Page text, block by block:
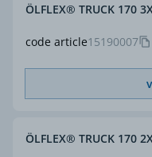
code article15190007
ÖLFLEX® TRUCK 170
ÖLFLEX® TRUCK 170